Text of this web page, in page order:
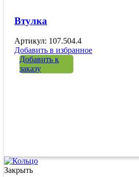
Втулка
Артикул: 107.504.4
Добавить в избранное
Добавить к
заказу
Закрыть